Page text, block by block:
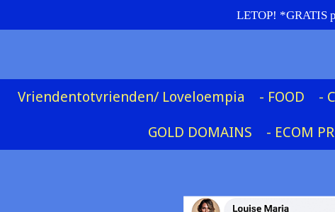
direct
LETOP! *GRATIS
Vriendentotvrienden/ Loveloempia - FOOD -
GOLD DOMAINS - ECOM